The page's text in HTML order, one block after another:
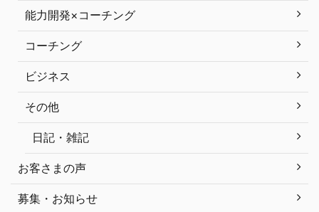
能力開発×コーチング
コーチング
ビジネス
その他
日記・雑記
お客さまの声
募集・お知らせ